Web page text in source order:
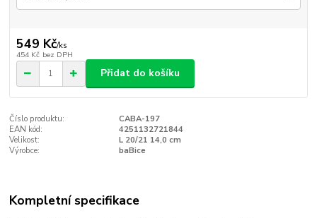
549 Kč/ks
454 Kč bez DPH
Přidat do košíku
Číslo produktu:
CABA-197
EAN kód:
4251132721844
Velikost:
L 20/21 14,0 cm
Výrobce:
baBice
Kompletní specifikace